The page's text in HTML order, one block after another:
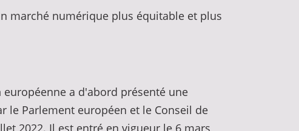
marché numérique plus équitable et plus
a d'abord présenté une
le Parlement européen et le Conseil de
2022. Il est entré en vigueur le 6 mars